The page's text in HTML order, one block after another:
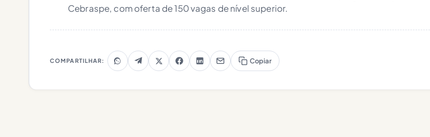
Cebraspe, com oferta de 150 vagas de nível superior.
COMPARTILHAR: Copiar